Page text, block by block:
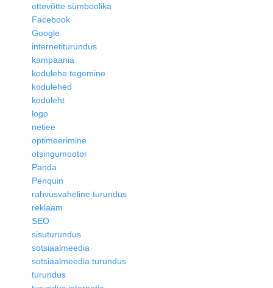
ettevõtte sümboolika
Facebook
Google
internetiturundus
kampaania
kodulehe tegemine
kodulehed
koduleht
logo
netiee
optimeerimine
otsingumootor
Panda
Penquin
rahvusvaheline turundus
reklaam
SEO
sisuturundus
sotsiaalmeedia
sotsiaalmeedia turundus
turundus